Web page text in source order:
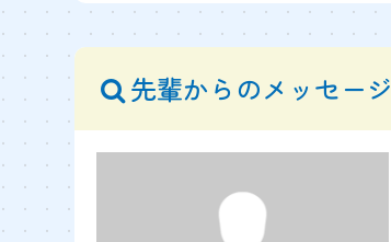
先輩からのメッセージ